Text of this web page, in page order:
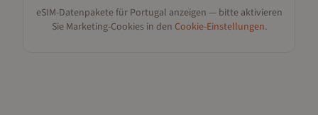
eSIM-Datenpakete für Portugal anzeigen — bitte aktivieren
Sie Marketing-Cookies in den Cookie-Einstellungen.